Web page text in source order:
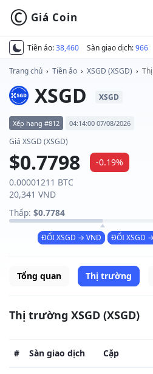
Tiền ảo:38,460 Sàn giao dịch:966
© Giá Coin
Trang chủ › Tiền ảo › XSGD (XSGD) ›
XSGD XSGD
Xếp hạng #812 04:14:00 07/08/2026
Giá XSGD (XSGD)
$0.7798
-0.19%
0.00001211 BTC
20,341 VND
Thấp: $0.7784
ĐỔI XSGD → VND ĐỔI XSGD
Tổng quan Thị trường
Thị trường XSGD (XSGD)
# Sàn giao dịch Cặp